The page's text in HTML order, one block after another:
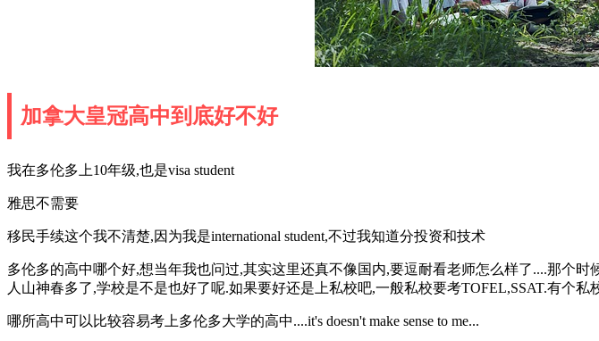
加拿大皇冠高中到底好不好
我在多伦多上10年级,也是visa student
雅思不需要
移民手续这个我不清楚,因为我是international student,不过我知道分投资和技术
多伦多的高中哪个好,想当年我也问过,其实这里还真不像国内,要逗耐看老师怎么样了....那个
人山神春多了,学校是不是也好了呢.如果要好还是上私校吧,一般私校要考TOFEL,SSAT.有个私
哪所高中可以比较容易考上多伦多大学的高中....it's doesn't make sense to me...